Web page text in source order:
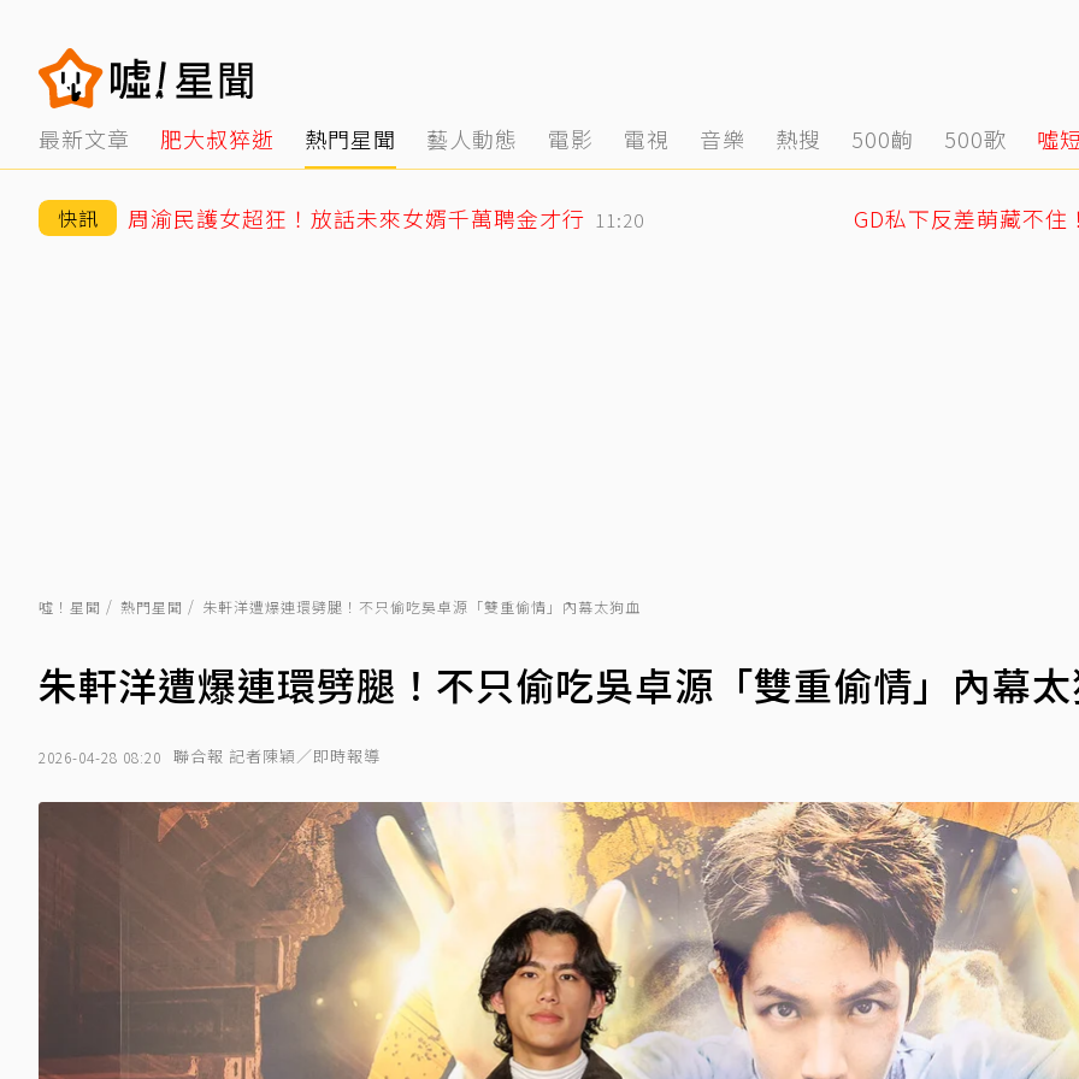
最新文章 肥大叔猝逝 熱門星聞 藝人動態 電影 電視 音樂 熱搜 500齣 500歌 噓
快訊 周渝民護女超狂！放話未來女婿千萬聘金才行 11:20
噓！星聞 熱門星聞 朱軒洋遭爆連環劈腿！不只偷吃吳卓源「雙重偷情」內幕太狗血
朱軒洋遭爆連環劈腿！不只偷吃吳卓源「雙重偷情」內幕
2026-04-28 08:20 聯合報 記者陳穎／即時報導